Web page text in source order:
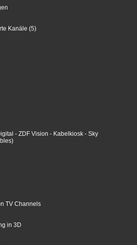
Kanäle (5)
- ZDF Vision - Kabelkiosk - Sky
)
TV Channels
in 3D